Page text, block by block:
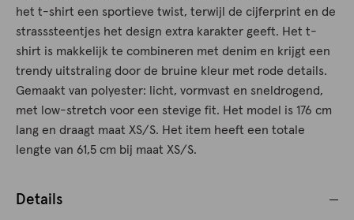
het t-shirt een sportieve twist, terwijl de cijferprint en de
strasssteentjes het design extra karakter geeft. Het t-
shirt is makkelijk te combineren met denim en krijgt een
trendy uitstraling door de bruine kleur met rode details.
Gemaakt van polyester: licht, vormvast en sneldrogend,
met low-stretch voor een stevige fit. Het model is 176 cm
lang en draagt maat XS/S. Het item heeft een totale
lengte van 61,5 cm bij maat XS/S.
Details